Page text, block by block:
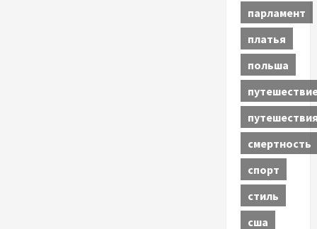
парламент
платья
польша
смертность
спорт
стиль
сша